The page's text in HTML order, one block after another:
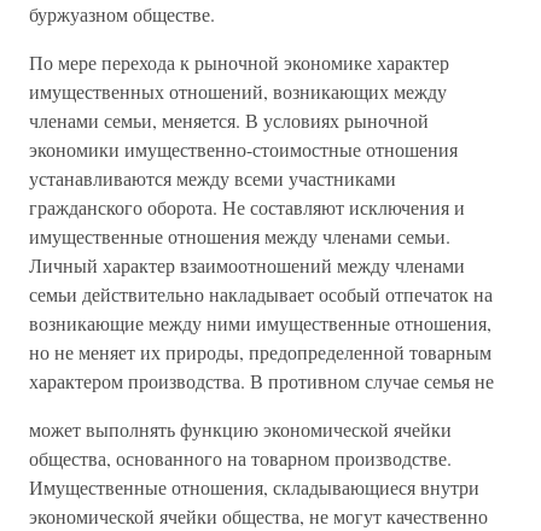
буржуазном обществе.
По мере перехода к рыночной экономике характер
имущественных отношений, возникающих между
членами семьи, меняется. В условиях рыночной
экономики имущественно-стоимостные отношения
устанавливаются между всеми участниками
гражданского оборота. Не составляют исключения и
имущественные отношения между членами семьи.
Личный характер взаимоотношений между членами
семьи действительно накладывает особый отпечаток на
возникающие между ними имущественные отношения,
но не меняет их природы, предопределенной товарным
характером производства. В противном случае семья не
может выполнять функцию экономической ячейки
общества, основанного на товарном производстве.
Имущественные отношения, складывающиеся внутри
экономической ячейки общества, не могут качественно